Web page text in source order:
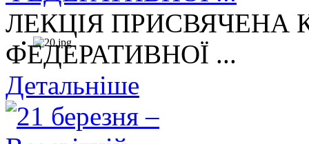
ЛЕКЦІЯ ПРИСВЯЧЕНА
ФЕДЕРАТИВНОЇ ...
Детальніше